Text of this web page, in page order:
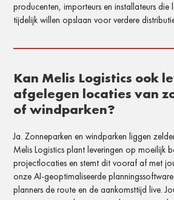
producenten, importeurs en installateurs die
tijdelijk willen opslaan voor verdere
Kan Melis Logistics ook
afgelegen locaties van
of windparken?
Ja. Zonneparken en windparken liggen
Melis Logistics plant leveringen op moeilijk
projectlocaties en stemt dit vooraf af met
onze AI-geoptimaliseerde
planners de route en de aankomsttijd live.